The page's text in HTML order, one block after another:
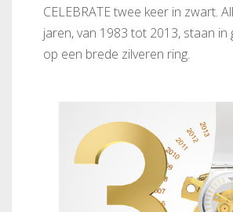
CELEBRATE twee keer in zwart.
jaren, van 1983 tot 2013, staan in
op een brede zilveren ring.